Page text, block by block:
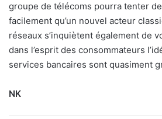
groupe de télécoms pourra tenter
facilement qu’un nouvel acteur
réseaux s’inquiètent également de
dans l’esprit des consommateurs
services bancaires sont quasiment
NK